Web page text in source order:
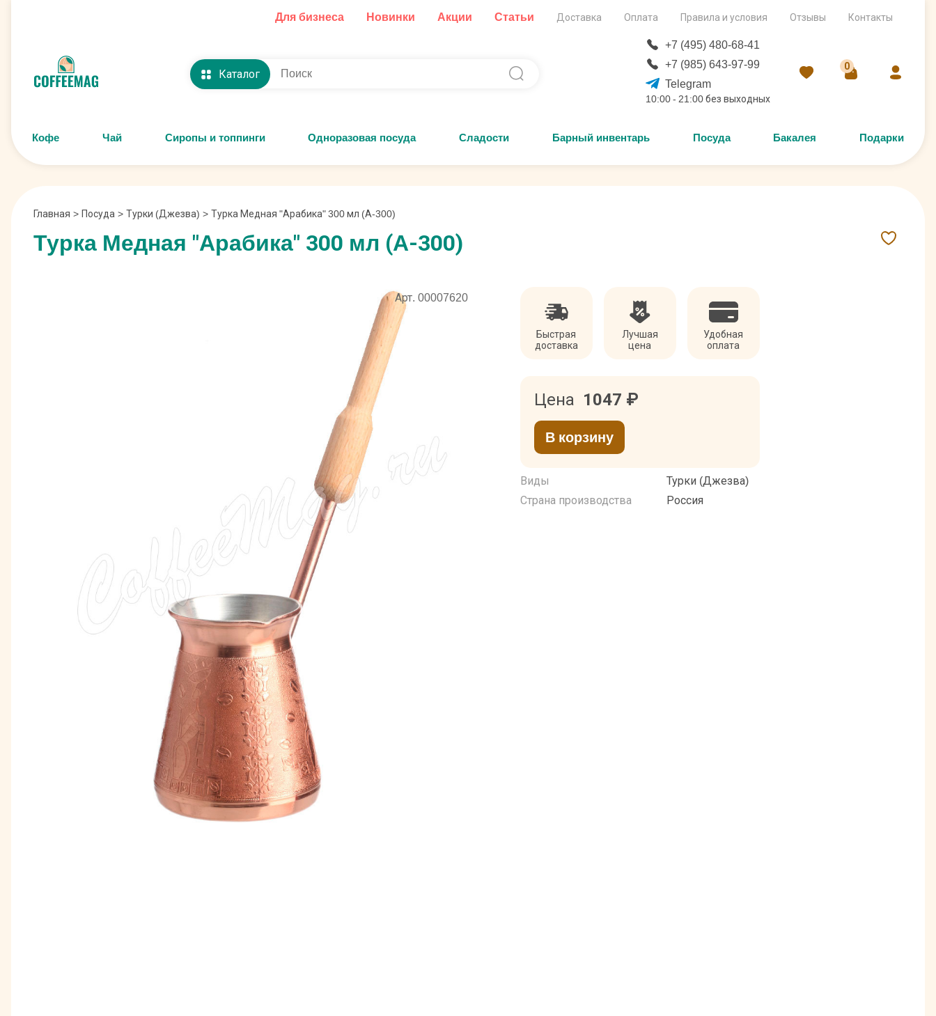
Для бизнеса Новинки Акции Статьи Доставка Оплата Правила и условия Отзывы Контакты
Каталог
+7 (495) 480-68-41
+7 (985) 643-97-99
Telegram
10:00 - 21:00 без выходных
0
Кофе Чай Сиропы и топпинги Одноразовая посуда Сладости Барный инвентарь Посуда Бакалея Подарки
Главная > Посуда > Турки (Джезва) > Турка Медная "Арабика" 300 мл (А-300)
Турка Медная "Арабика" 300 мл (А-300)
Арт. 00007620
Быстрая
доставка
Лучшая
цена
Удобная
оплата
Цена 1047 ₽
В корзину
Виды
Турки (Джезва)
Страна производства
Россия